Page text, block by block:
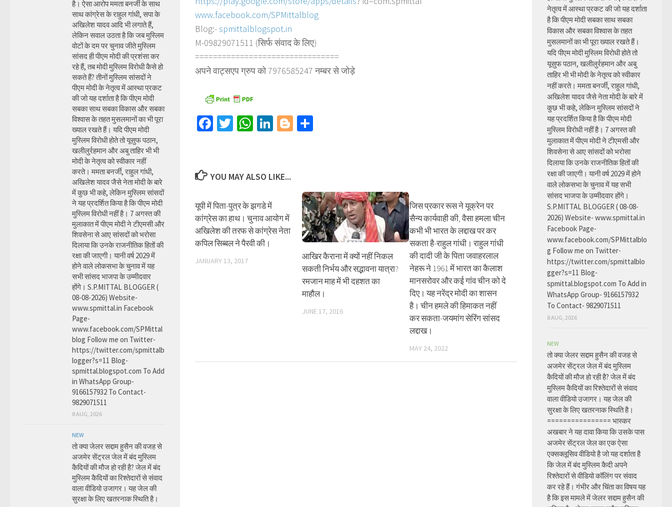
www.facebook.com/SPMittalblog
Blog:-spmittalblogspot.in
M-09829071511 (सिर्फ संवाद के लिए)
================================
अपने वाट्सएप ग्रुप को 7976585247 नम्बर से जोड़े
Facebook
TwitterWhatsApp
LinkedIn
Blogger
YOU MAY ALSO LIKE...
यूपी में पिता-पुत्र के झगडे में
कांग्रेस का हाथ। चुनाव आयोग में
अखिलेश की तरफ से कांग्रेस नेता
कपिल सिब्बल ने पैरवी की।
JANUARY 13, 2017
आखिर कैराना में क्यों नहीं निकल
सकती निर्भय और सद्भावना यात्रा?
रमजान माह में भी दहशत का
माहौल।
JUNE 17, 2016
जिस प्रकार रूस ने यूक्रेन पर
सैन्य कार्यवाही की, वैसा हमला चीन
कभी भी भारत के लद्दाख पर कर
सकता है-राहुल गांधी। राहुल गांधी
की दादी जी के पिता जवाहरलाल
नेहरू ने 1961 में भारत का कैलाश
मानसरोवर और कई गांव चीन को दे
दिए। यह नरेंद्र मोदी का शासन
है। चीन हमले की हिमाकत नहीं
कर सकता-जयमांग सेरिंग सांसद
लद्दाख।
MAY 24, 2022
है। ऐसा आरोप ममता बनर्जी के साथ
साथ कांग्रेस के राहुल गांधी, सपा के
अखिलेश यादव आदि भी लगाते हैं,
लेकिन सवाल उठता है कि जब मुस्लिम
वोटों के दम पर चुनाव जीते मुस्लिम
सांसद ही पीएम मोदी की प्रशंसा कर
रहे हैं, तब मोदी मुस्लिम विरोधी कैसे हो
सकते हैं? तीनों मुस्लिम सांसदों ने
पीएम मोदी के नेतृत्व में आस्था प्रकट
की जो यह दर्शाता है कि पीएम मोदी
सबका साथ सबका विकास और सबका
विश्वास के तहत मुसलमानों का भी पूरा
ख्याल रखते हैं। यदि पीएम मोदी
मुस्लिम विरोधी होते तो यूसुफ पठान,
खलीलुर्रहमान और अबु ताहिर भी भी
मोदी के नेतृत्व को स्वीकार नहीं
करते। ममता बनर्जी, राहुल गांधी,
अखिलेश यादव जैसे नेता मोदी के बारे
में कुछ भी कहे, लेकिन मुस्लिम सांसदों
ने यह प्रदर्शित किया है कि पीएम मोदी
मुस्लिम विरोधी नहीं है। 7 अगस्त की
मुलाकात में पीएम मोदी ने टीएमसी और
शिवसेना से आए सांसदों को भरोसा
दिलाया कि उनके राजनीतिक हितों की
रक्षा की जाएगी। यानी वर्ष 2029 में
होने वाले लोकसभा के चुनाव में यह
सभी सांसद भाजपा के उम्मीदवार
होंगे। S.P.MITTAL BLOGGER (
08-08-2026) Website-
www.spmittal.in Facebook
Page-
www.facebook.com/SPMittal
blog Follow me on Twitter-
https://twitter.com/spmittalb
logger?s=11 Blog-
spmittal.blogspot.com To Add
in WhatsApp Group-
9166157932 To Contact-
9829071511
8 AUG, 2026
NEW
तो क्या जेलर सद्दाम हुसैन की वजह से
अजमेर सेंट्रल जेल में बंद मुस्लिम
कैदियों की मौज हो रही है? जेल में बंद
मुस्लिम कैदियों का रिश्तेदारों से संवाद
वाला वीडियो उजागर। यह जेल की
सुरक्षा के लिए खतरनाक स्थिति है।
नेतृत्व में आस्था प्रकट की जो यह दर्शाता
है कि पीएम मोदी सबका साथ सबका
विकास और सबका विश्वास के तहत
मुसलमानों का भी पूरा ख्याल रखते हैं।
यदि पीएम मोदी मुस्लिम विरोधी होते तो
यूसुफ पठान, खलीलुर्रहमान और अबु
ताहिर भी भी मोदी के नेतृत्व को स्वीकार
नहीं करते। ममता बनर्जी, राहुल गांधी,
अखिलेश यादव जैसे नेता मोदी के बारे में
कुछ भी कहे, लेकिन मुस्लिम सांसदों ने
यह प्रदर्शित किया है कि पीएम मोदी
मुस्लिम विरोधी नहीं है। 7 अगस्त की
मुलाकात में पीएम मोदी ने टीएमसी और
शिवसेना से आए सांसदों को भरोसा
दिलाया कि उनके राजनीतिक हितों की
रक्षा की जाएगी। यानी वर्ष 2029 में होने
वाले लोकसभा के चुनाव में यह सभी
सांसद भाजपा के उम्मीदवार होंगे।
S.P.MITTAL BLOGGER ( 08-08-
2026) Website- www.spmittal.in
Facebook Page-
www.facebook.com/SPMittalblo
g Follow me on Twitter-
https://twitter.com/spmittalblo
gger?s=11 Blog-
spmittal.blogspot.com To Add in
WhatsApp Group- 9166157932
To Contact- 9829071511
8 AUG, 2026
NEW
तो क्या जेलर सद्दाम हुसैन की वजह से
अजमेर सेंट्रल जेल में बंद मुस्लिम
कैदियों की मौज हो रही है? जेल में बंद
मुस्लिम कैदियों का रिश्तेदारों से संवाद
वाला वीडियो उजागर। यह जेल की
सुरक्षा के लिए खतरनाक स्थिति है।
================ भास्कर
अखबार ने यह दावा किया कि उसके पास
अजमेर सेंट्रल जेल का एक ऐसा
एक्सक्लूसिव वीडियो है जो यह दर्शाता है
कि जेल में बंद मुस्लिम कैदी अपने
रिश्तेदारों से वीडियो कॉलिंग पर संवाद
कर रहे हैं। गंभीर और चिंता का विषय यह
है कि इस मामले में जेलर सद्दाम हुसैन की